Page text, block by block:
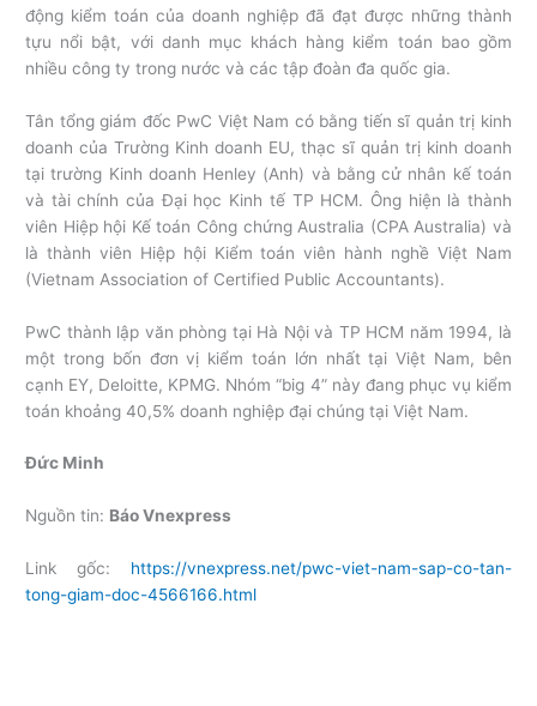
động kiểm toán của doanh nghiệp đã đạt được những thành
tựu nổi bật, với danh mục khách hàng kiểm toán bao gồm
nhiều công ty trong nước và các tập đoàn đa quốc gia.
Tân tổng giám đốc PwC Việt Nam có bằng tiến sĩ quản trị kinh
doanh của Trường Kinh doanh EU, thạc sĩ quản trị kinh doanh
tại trường Kinh doanh Henley (Anh) và bằng cử nhân kế toán
và tài chính của Đại học Kinh tế TP HCM. Ông hiện là thành
viên Hiệp hội Kế toán Công chứng Australia (CPA Australia) và
là thành viên Hiệp hội Kiểm toán viên hành nghề Việt Nam
(Vietnam Association of Certified Public Accountants).
PwC thành lập văn phòng tại Hà Nội và TP HCM năm 1994, là
một trong bốn đơn vị kiểm toán lớn nhất tại Việt Nam, bên
cạnh EY, Deloitte, KPMG. Nhóm “big 4” này đang phục vụ kiểm
toán khoảng 40,5% doanh nghiệp đại chúng tại Việt Nam.
Đức Minh
Nguồn tin: Báo Vnexpress
Link gốc: https://vnexpress.net/pwc-viet-nam-sap-co-tan-
tong-giam-doc-4566166.html